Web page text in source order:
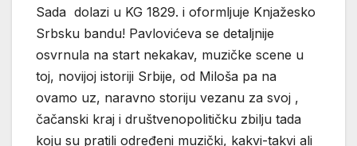
Sada dolazi u KG 1829. i oformljuje Knjažesko
Srbsku bandu! Pavlovićeva se detaljnije
osvrnula na start nekakav, muzičke scene u
toj, novijoj istoriji Srbije, od Miloša pa na
ovamo uz, naravno storiju vezanu za svoj ,
čačanski kraj i društvenopolitičku zbilju tada
koju su pratili određeni muzički, kakvi-takvi ali